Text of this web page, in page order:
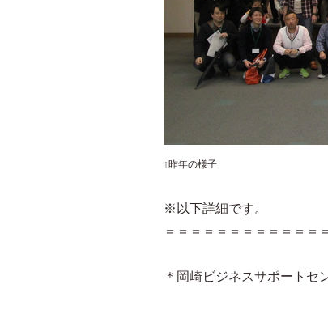
↑昨年の様子
※以下詳細です。
＝＝＝＝＝＝＝＝＝＝＝＝
＊岡崎ビジネスサポート